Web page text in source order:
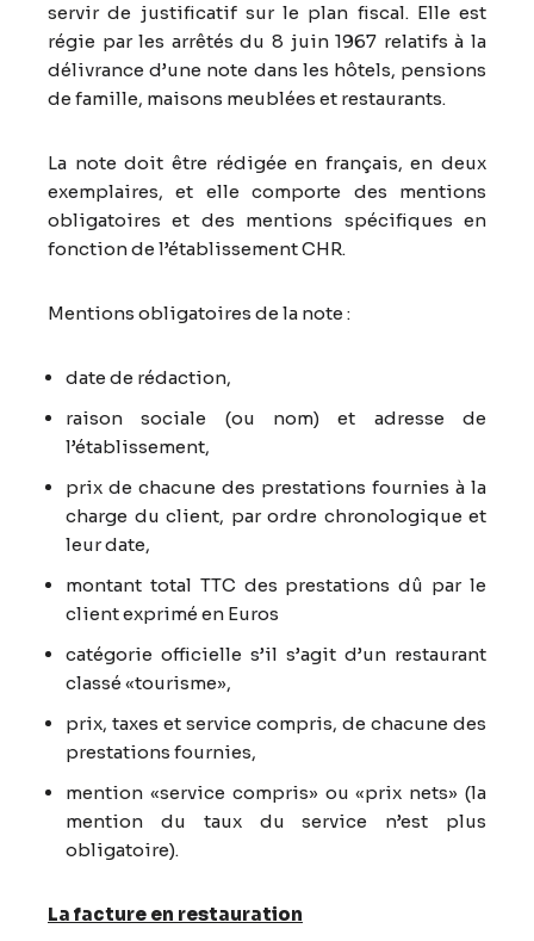
servir de justificatif sur le plan fiscal. Elle est
régie par les arrêtés du 8 juin 1967 relatifs à la
délivrance d’une note dans les hôtels, pensions
de famille, maisons meublées et restaurants.
La note doit être rédigée en français, en deux
exemplaires, et elle comporte des mentions
obligatoires et des mentions spécifiques en
fonction de l’établissement CHR.
Mentions obligatoires de la note :
date de rédaction,
raison sociale (ou nom) et adresse de
l’établissement,
prix de chacune des prestations fournies à la
charge du client, par ordre chronologique et
leur date,
montant total TTC des prestations dû par le
client exprimé en Euros
catégorie officielle s’il s’agit d’un restaurant
classé «tourisme»,
prix, taxes et service compris, de chacune des
prestations fournies,
mention «service compris» ou «prix nets» (la
mention du taux du service n’est plus
obligatoire).
La facture en restauration